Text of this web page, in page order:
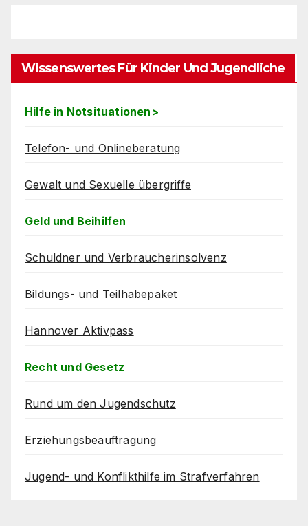
Wissenswertes Für Kinder Und Jugendliche
Hilfe in Notsituationen>
Telefon- und Onlineberatung
Gewalt und Sexuelle übergriffe
Geld und Beihilfen
Schuldner und Verbraucherinsolvenz
Bildungs- und Teilhabepaket
Hannover Aktivpass
Recht und Gesetz
Rund um den Jugendschutz
Erziehungsbeauftragung
Jugend- und Konflikthilfe im Strafverfahren